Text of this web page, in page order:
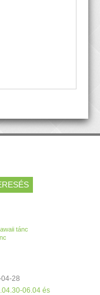
tánc
28
06.04 és